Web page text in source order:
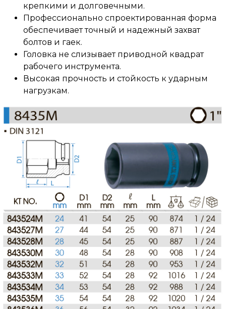
крепкими и долговечными.
Профессионально спроектированная форма
обеспечивает точный и надежный захват
болтов и гаек.
Головка не слизывает приводной квадрат
рабочего инструмента.
Высокая прочность и стойкость к ударным
нагрузкам.